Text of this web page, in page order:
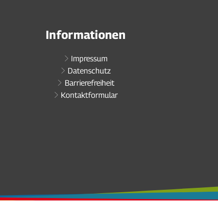
Informationen
Impressum
Datenschutz
Barrierefreiheit
Kontaktformular